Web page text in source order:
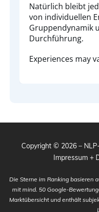
Natürlich bleibt
von individuellen
Gruppendynamik
Durchführung.
Experiences may
Copyright © 2026 –
Impressum +
Die Sterne im Ranking basieren
mit mind. 50 Google-
Marktübersicht und enthält